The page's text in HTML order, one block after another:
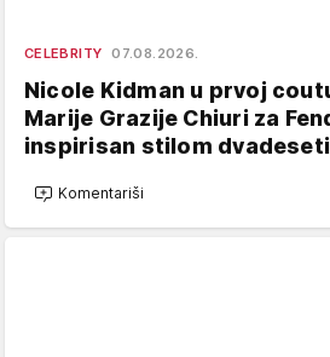
CELEBRITY 07.08.2026.
Nicole Kidman u prvoj
Marije Grazije Chiuri za
inspirisan stilom
Komentariši